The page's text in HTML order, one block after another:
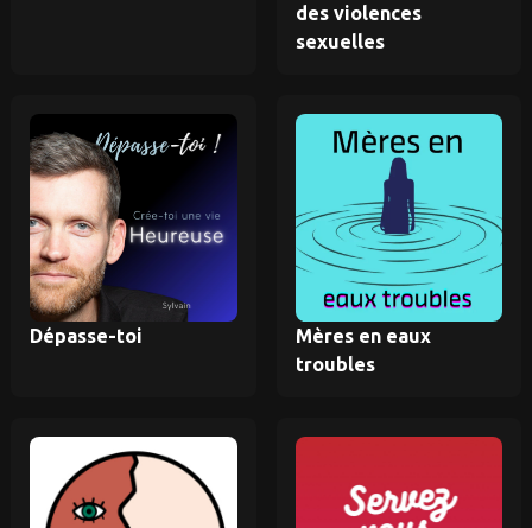
des violences
sexuelles
Dépasse-toi
Mères en eaux
troubles